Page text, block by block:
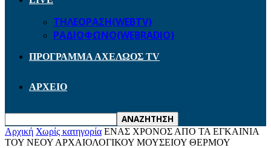
ΤΗΛΕΟΡΑΣΗ(WEBTV)
ΡΑΔΙΟΦΩΝΟ(WEBRADIO)
ΠΡΟΓΡΑΜΜΑ ΑΧΕΛΩΟΣ TV
ΑΡΧΕΙΟ
Αρχική Χωρίς κατηγορία ΕΝΑΣ ΧΡΟΝΟΣ ΑΠΟ ΤΑ ΕΓΚΑΙΝΙΑ
ΤΟΥ ΝΕΟΥ ΑΡΧΑΙΟΛΟΓΙΚΟΥ ΜΟΥΣΕΙΟΥ ΘΕΡΜΟΥ